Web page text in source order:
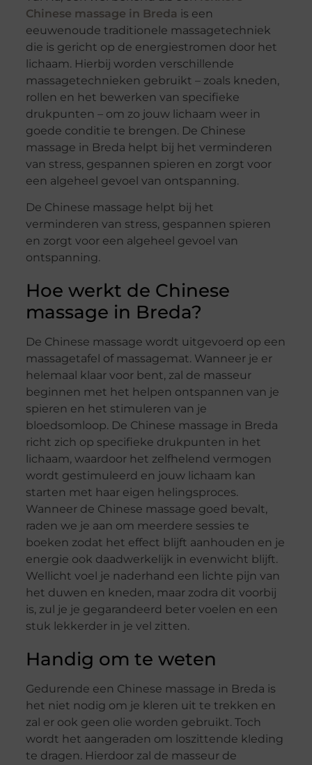
Chinese massage in Breda is een
eeuwenoude traditionele massagetechniek
die is gericht op de energiestromen door het
lichaam. Hierbij worden verschillende
massagetechnieken gebruikt – zoals kneden,
rollen en het bewerken van specifieke
drukpunten – om zo jouw lichaam weer in
goede conditie te brengen. De Chinese
massage in Breda helpt bij het verminderen
van stress, gespannen spieren en zorgt voor
een algeheel gevoel van ontspanning.
De Chinese massage helpt bij het
verminderen van stress, gespannen spieren
en zorgt voor een algeheel gevoel van
ontspanning.
Hoe werkt de Chinese
massage in Breda?
De Chinese massage wordt uitgevoerd op een
massagetafel of massagemat. Wanneer je er
helemaal klaar voor bent, zal de masseur
beginnen met het helpen ontspannen van je
spieren en het stimuleren van je
bloedsomloop. De Chinese massage in Breda
richt zich op specifieke drukpunten in het
lichaam, waardoor het zelfhelend vermogen
wordt gestimuleerd en jouw lichaam kan
starten met haar eigen helingsproces.
Wanneer de Chinese massage goed bevalt,
raden we je aan om meerdere sessies te
boeken zodat het effect blijft aanhouden en je
energie ook daadwerkelijk in evenwicht blijft.
Wellicht voel je naderhand een lichte pijn van
het duwen en kneden, maar zodra dit voorbij
is, zul je je gegarandeerd beter voelen en een
stuk lekkerder in je vel zitten.
Handig om te weten
Gedurende een Chinese massage in Breda is
het niet nodig om je kleren uit te trekken en
zal er ook geen olie worden gebruikt. Toch
wordt het aangeraden om loszittende kleding
te dragen. Hierdoor zal de masseur de